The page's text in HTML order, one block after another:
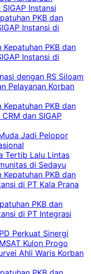
Instansi
PKB dan
Instansi di
PKB dan
Instansi di
dengan RS Siloam
Pelayanan Korban
PKB dan
dan SIGAP
Jadi Pelopor
Tertib Lalu Lintas
di Sedayu
PKB dan
di PT Kala Prana
PKB dan
di PT Integrasi
Perkuat Sinergi
Kulon Progo
Ahli Waris Korban